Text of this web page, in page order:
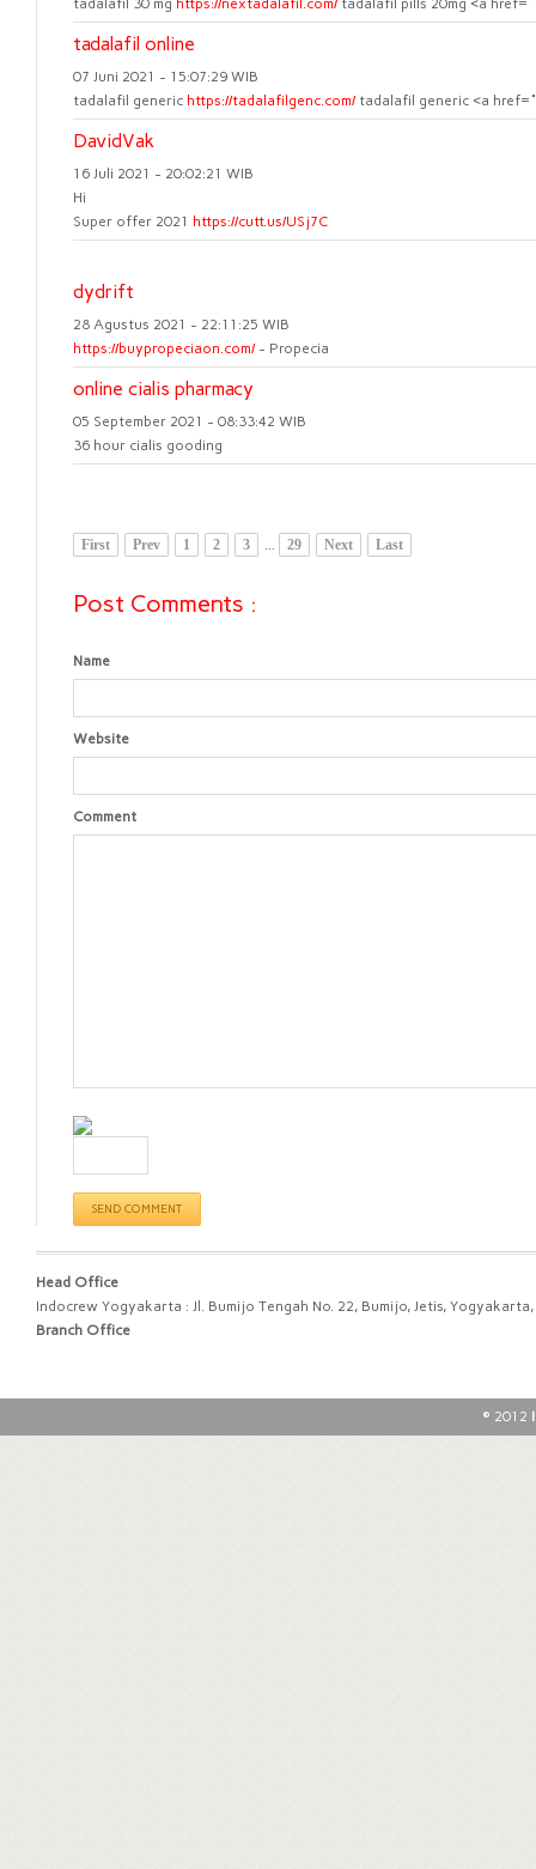
tadalafil 30 mg https://nextadalafil.com/ tadalafil pills 20mg <a
tadalafil online
07 Juni 2021 - 15:07:29 WIB
tadalafil generic https://tadalafilgenc.com/tadalafil generic <a
DavidVak
16 Juli 2021 - 20:02:21 WIB
Hi
Super offer 2021 https://cutt.us/USj7C
dydrift
28 Agustus 2021 - 22:11:25 WIB
https://buypropeciaon.com/- Propecia
online cialis pharmacy
05 September 2021 - 08:33:42 WIB
36 hour cialis gooding
First Prev 1 2 3 ... 29 Next Last
Post Comments :
Name
Website
Comment
Head Office
Indocrew Yogyakarta : Jl. Bumijo Tengah No. 22, Bumijo, Jetis,
Branch Office
© 2012